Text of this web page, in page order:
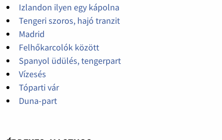
Izlandon ilyen egy kápolna
Tengeri szoros, hajó tranzit
Madrid
Felhőkarcolók között
Spanyol üdülés, tengerpart
Vízesés
Tóparti vár
Duna-part